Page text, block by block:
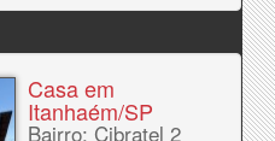
Casa em
Itanhaém/SP
Bairro: Cibratel 2